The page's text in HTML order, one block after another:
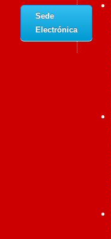
Sede
Electrónica